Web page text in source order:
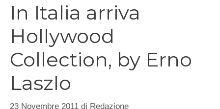
In Italia arriva
Hollywood
Collection, by Erno
Laszlo
23 Novembre 2011 di Redazione